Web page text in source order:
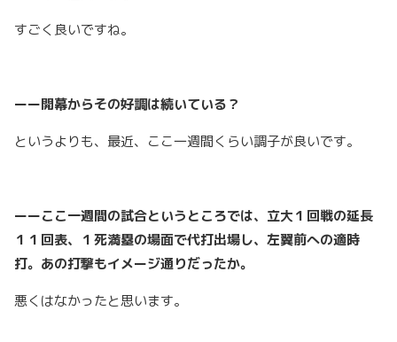
すごく良いですね。
ーー開幕からその好調は続いている？
というよりも、最近、ここ一週間くらい調子が良いです。
ーーここ一週間の試合というところでは、立大１回戦の延長
１１回表、１死満塁の場面で代打出場し、左翼前への適時
打。あの打撃もイメージ通りだったか。
悪くはなかったと思います。